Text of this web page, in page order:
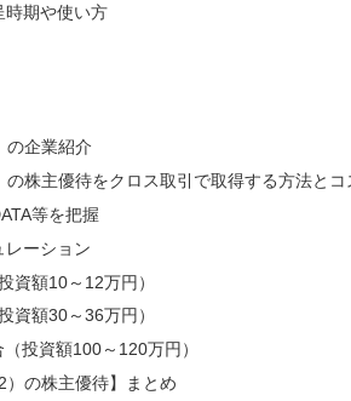
時期や使い方
の企業紹介
株主優待をクロス取引で取得する方法と
等を把握
レーション
資額10～12万円）
資額30～36万円）
投資額100～120万円）
）の株主優待】まとめ